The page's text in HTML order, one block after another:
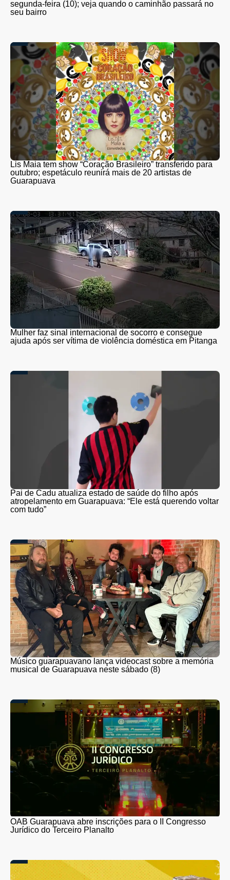
segunda-feira (10); veja quando o caminhão passará no
seu bairro
Lis Maia tem show “Coração Brasileiro” transferido para
outubro; espetáculo reunirá mais de 20 artistas de
Guarapuava
Mulher faz sinal internacional de socorro e consegue
ajuda após ser vítima de violência doméstica em Pitanga
Pai de Cadu atualiza estado de saúde do filho após
atropelamento em Guarapuava: “Ele está querendo voltar
com tudo”
Músico guarapuavano lança videocast sobre a memória
musical de Guarapuava neste sábado (8)
OAB Guarapuava abre inscrições para o II Congresso
Jurídico do Terceiro Planalto